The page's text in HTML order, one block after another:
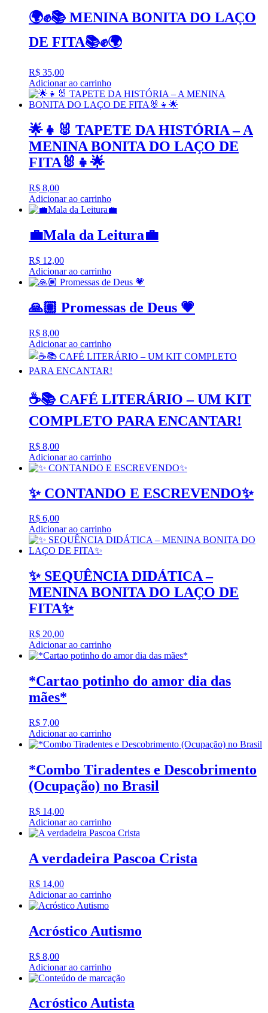
🌍✊📚 MENINA BONITA DO LAÇO
DE FITA📚✊🌍
R$ 35,00
Adicionar ao carrinho
🌟👧🐰 TAPETE DA HISTÓRIA – A
MENINA BONITA DO LAÇO DE
FITA🐰👧🌟
R$ 8,00
Adicionar ao carrinho
💼Mala da Leitura💼
R$ 12,00
Adicionar ao carrinho
🙏🏽 Promessas de Deus 💗
R$ 8,00
Adicionar ao carrinho
☕📚 CAFÉ LITERÁRIO – UM KIT
COMPLETO PARA ENCANTAR!
R$ 8,00
Adicionar ao carrinho
✨ CONTANDO E ESCREVENDO✨
R$ 6,00
Adicionar ao carrinho
✨ SEQUÊNCIA DIDÁTICA –
MENINA BONITA DO LAÇO DE
FITA✨
R$ 20,00
Adicionar ao carrinho
*Cartao potinho do amor dia das
mães*
R$ 7,00
Adicionar ao carrinho
*Combo Tiradentes e Descobrimento
(Ocupação) no Brasil
R$ 14,00
Adicionar ao carrinho
A verdadeira Pascoa Crista
R$ 14,00
Adicionar ao carrinho
Acróstico Autismo
R$ 8,00
Adicionar ao carrinho
Acróstico Autista